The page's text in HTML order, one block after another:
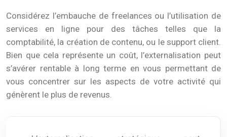
Considérez l’embauche de freelances ou l’utilisation de
services en ligne pour des tâches telles que la
comptabilité, la création de contenu, ou le support client.
Bien que cela représente un coût, l’externalisation peut
s’avérer rentable à long terme en vous permettant de
vous concentrer sur les aspects de votre activité qui
génèrent le plus de revenus.